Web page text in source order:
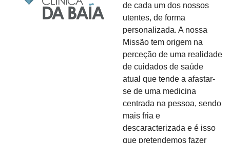
de cada um dos nossos
utentes, de forma
personalizada. A nossa
Missão tem origem na
perceção de uma realidade
de cuidados de saúde
atual que tende a afastar-
se de uma medicina
centrada na pessoa, sendo
mais fria e
descaracterizada e é isso
que pretendemos fazer